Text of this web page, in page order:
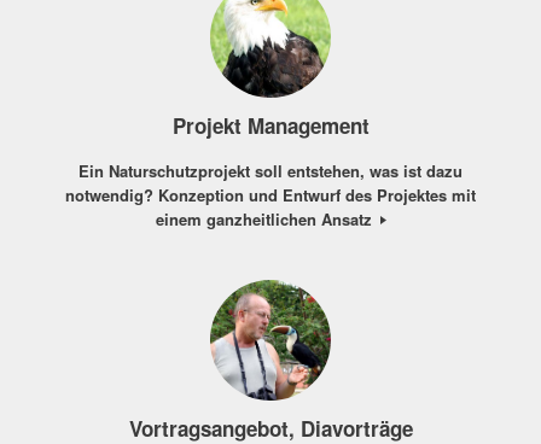
Projekt Management
Ein Naturschutzprojekt soll entstehen, was ist dazu
notwendig? Konzeption und Entwurf des Projektes mit
einem ganzheitlichen Ansatz
Vortragsangebot, Diavorträge